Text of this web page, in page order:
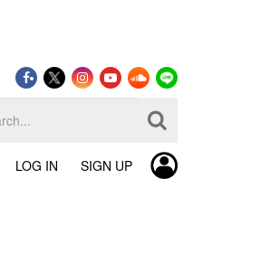
LOG IN SIGN UP